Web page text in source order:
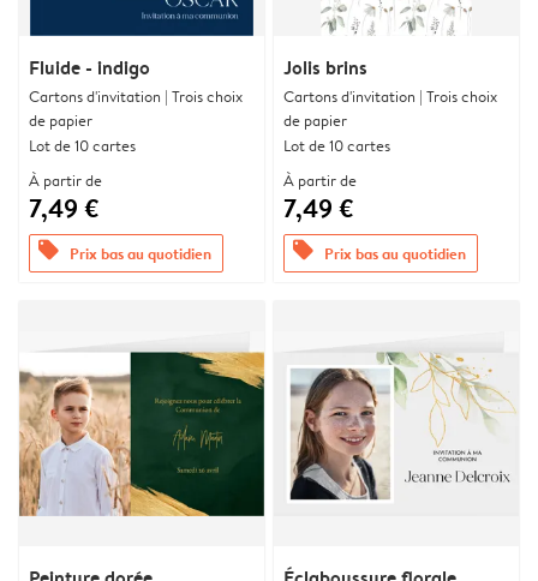
Fluide - indigo
Cartons d'invitation | Trois choix
de papier
Lot de 10 cartes
À partir de
7,49 €
offers Prix bas au quotidien
Jolis brins
Cartons d'invitation | Trois choix
de papier
Lot de 10 cartes
À partir de
7,49 €
offers Prix bas au quotidien